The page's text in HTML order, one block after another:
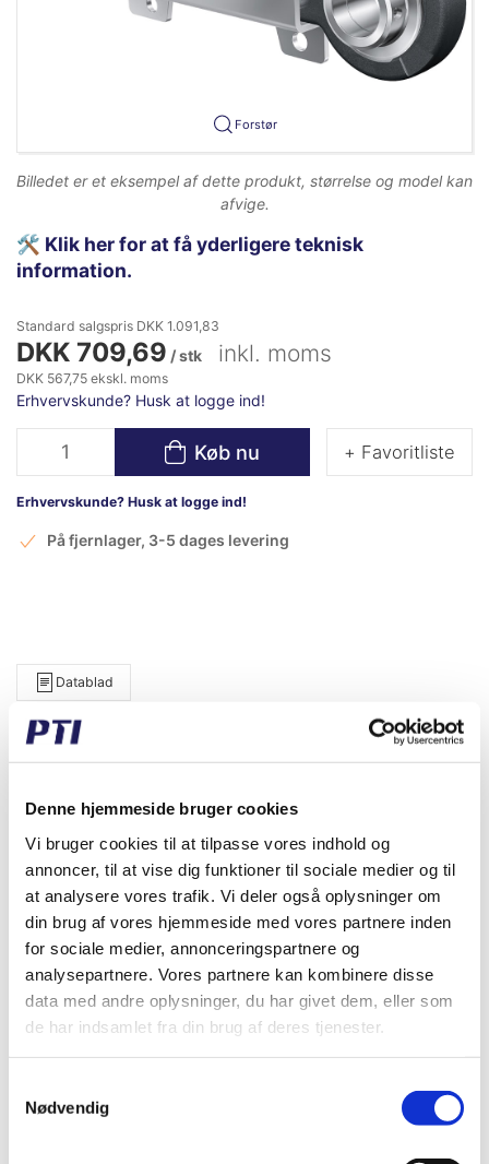
Denne hjemmeside bruger cookies
Vi bruger cookies til at tilpasse vores indhold og
annoncer, til at vise dig funktioner til sociale medier og til
at analysere vores trafik. Vi deler også oplysninger om
din brug af vores hjemmeside med vores partnere inden
for sociale medier, annonceringspartnere og
analysepartnere. Vores partnere kan kombinere disse
data med andre oplysninger, du har givet dem, eller som
de har indsamlet fra din brug af deres tjenester.
Nødvendig
Forstør
Billedet er et eksempel af dette produkt, størrelse og model kan
afvige.
🛠️ Klik her for at få yderligere teknisk
information.
Standard salgspris DKK 1.091,83
DKK 709,69 / stk inkl. moms
DKK 567,75 ekskl. moms
Erhvervskunde? Husk at logge ind!
Køb nu
Erhvervskunde? Husk at logge ind!
+ Favoritliste
På fjernlager, 3-5 dages levering
Datablad
Vare Info
Vægt (kg) 2,80
Toldtariff nummer 8483200000
GTIN / EAN 4012802822557
Indvendig diameter (mm) 30
Materiale Støbejern
Temperatur °C -30°C to +110°C